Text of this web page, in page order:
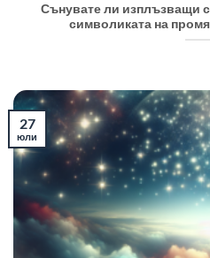
Сънувате ли изплъзващи
символиката на
27
юли